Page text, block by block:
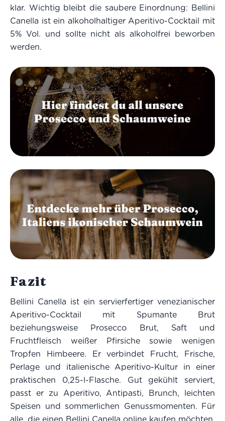
klar. Wichtig bleibt die saubere Einordnung: Bellini
Canella ist ein alkoholhaltiger Aperitivo-Cocktail mit
5% Vol. und sollte nicht als alkoholfrei beworben
werden.
Fazit
Bellini Canella ist ein servierfertiger venezianischer
Aperitivo-Cocktail mit Spumante Brut
beziehungsweise Prosecco Brut, Saft und
Fruchtfleisch weißer Pfirsiche sowie wenigen
Tropfen Himbeere. Er verbindet Frucht, Frische,
Perlage und italienische Aperitivo-Kultur in einer
praktischen 0,25-l-Flasche. Gut gekühlt serviert,
passt er zu Aperitivo, Antipasti, Brunch, leichten
Speisen und sommerlichen Genussmomenten. Für
alle, die einen Bellini Canella online kaufen möchten,